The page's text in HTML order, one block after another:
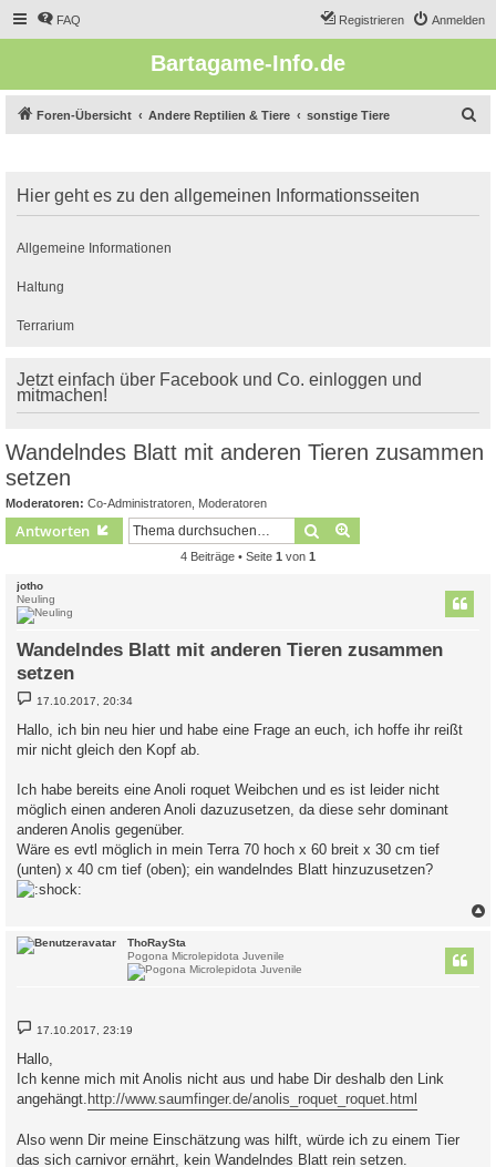
FAQ Anmelden
Registrieren
Bartagame-Info.de
Foren-Übersicht Andere Reptilien & Tiere sonstige Tiere
e
Hier geht es zu den allgemeinen Informationsseiten
Allgemeine Informationen
Haltung
Terrarium
Jetzt einfach über Facebook und Co. einloggen und
mitmachen!
Wandelndes Blatt mit anderen Tieren zusammen
setzen
Moderatoren: Co-Administratoren Moderatoren
Antworten Suche
4 Beiträge • Seite 1 von 1
jotho
Neuling
Wandelndes Blatt mit anderen Tieren zusammen
setzen
B
e
i
t
r
17.10.2017, 20:34
Hallo, ich bin neu hier und habe eine Frage an euch, ich hoffe ihr reißt
mir nicht gleich den Kopf ab.
Ich habe bereits eine Anoli roquet Weibchen und es ist leider nicht
möglich einen anderen Anoli dazuzusetzen, da diese sehr dominant
anderen Anolis gegenüber.
Wäre es evtl möglich in mein Terra 70 hoch x 60 breit x 30 cm tief
(unten) x 40 cm tief (oben); ein wandelndes Blatt hinzuzusetzen?
ThoRaySta
Pogona Microlepidota Juvenile
B
e
i
t
r
g
17.10.2017, 23:19
Hallo,
Ich kenne mich mit Anolis nicht aus und habe Dir deshalb den Link
angehängt. http://www.saumfinger.de/anolis_roquet_roquet.html
Also wenn Dir meine Einschätzung was hilft, würde ich zu einem Tier
das sich carnivor ernährt, kein Wandelndes Blatt rein setzen.